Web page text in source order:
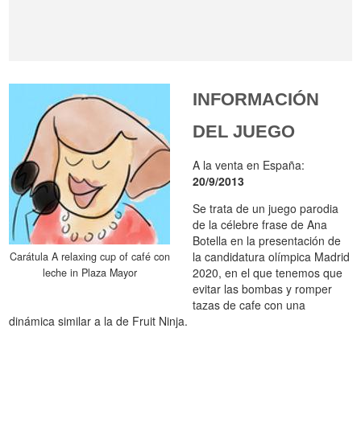
Carátula A relaxing cup of café con
leche in Plaza Mayor
INFORMACIÓN
DEL JUEGO
A la venta en España:
20/9/2013
Se trata de un juego parodia
de la célebre frase de Ana
Botella en la presentación de
la candidatura olímpica Madrid
2020, en el que tenemos que
evitar las bombas y romper
tazas de cafe con una
dinámica similar a la de Fruit Ninja.